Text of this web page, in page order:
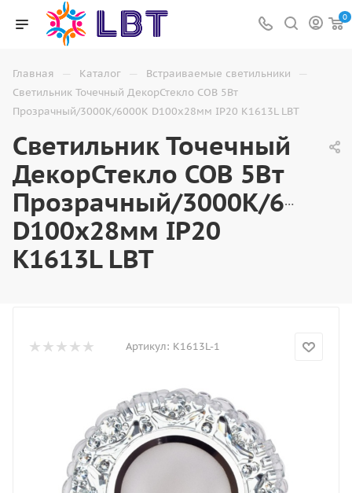
0
Главная — Каталог — Встраиваемые светильники —
Светильник Точечный ДекорСтекло COB 5Вт
Прозрачный/3000К/6000К D100х28мм IP20 K1613L LBT
Светильник Точечный
ДекорСтекло COB 5Вт
Прозрачный/3000К/6000К
D100х28мм IP20
K1613L LBT
Артикул: K1613L-1